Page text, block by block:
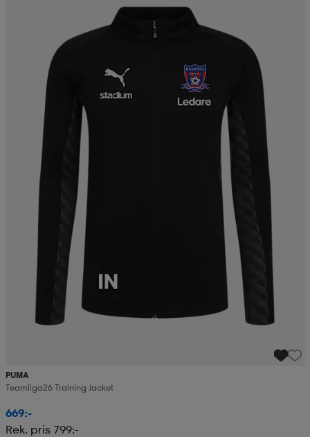
PUMA
Teamliga26 Training Jacket
669:-
Rek. pris 799:-